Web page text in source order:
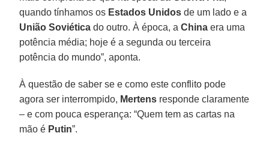
quando tínhamos os Estados Unidos de um lado e a
União Soviética do outro. À época, aChina era uma
potência média; hoje é a segunda ou terceira
potência do mundo”, aponta.
À questão de saber se e como este conflito pode
agora ser interrompido, Mertens responde claramente
– e com pouca esperança: “Quem tem as cartas na
mão é Putin”.